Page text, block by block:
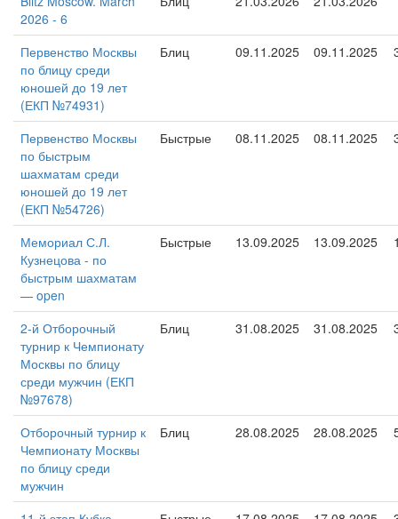
2026 - 6
Первенство Москвы
по блицу среди
юношей до 19 лет
(ЕКП №74931)
Блиц 09.11.2025 09.11.2025
Первенство Москвы
по быстрым
шахматам среди
юношей до 19 лет
(ЕКП №54726)
Быстрые 08.11.2025 08.11.2025
Мемориал С.Л.
Кузнецова - по
быстрым шахматам
— open
Быстрые 13.09.2025 13.09.2025
2-й Отборочный
турнир к Чемпионату
Москвы по блицу
среди мужчин (ЕКП
№97678)
Блиц 31.08.2025 31.08.2025
Отборочный турнир к
Чемпионату Москвы
по блицу среди
мужчин
Блиц 28.08.2025 28.08.2025